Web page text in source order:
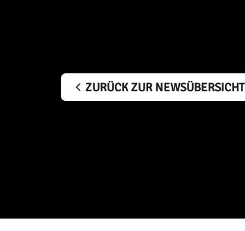
ZURÜCK ZUR NEWSÜBERSICHT